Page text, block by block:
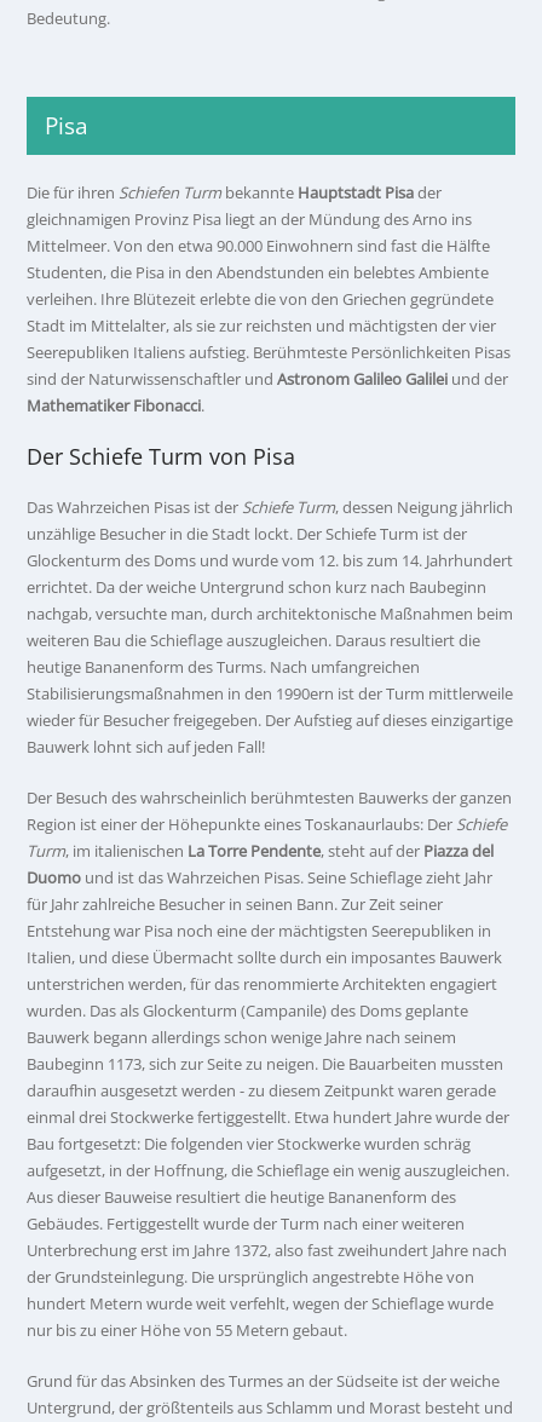
Bedeutung.
Pisa
Die für ihren Schiefen Turmbekannte Hauptstadt Pisader
gleichnamigen Provinz Pisa liegt an der Mündung des Arno ins
Mittelmeer. Von den etwa 90.000 Einwohnern sind fast die Hälfte
Studenten, die Pisa in den Abendstunden ein belebtes Ambiente
verleihen. Ihre Blütezeit erlebte die von den Griechen gegründete
Stadt im Mittelalter, als sie zur reichsten und mächtigsten der vier
Seerepubliken Italiens aufstieg. Berühmteste Persönlichkeiten Pisas
sind der Naturwissenschaftler und Astronom Galileo Galilei und der
Mathematiker Fibonacci.
Der Schiefe Turm von Pisa
Das Wahrzeichen Pisas ist der Schiefe Turm, dessen Neigung jährlich
unzählige Besucher in die Stadt lockt. Der Schiefe Turm ist der
Glockenturm des Doms und wurde vom 12. bis zum 14. Jahrhundert
errichtet. Da der weiche Untergrund schon kurz nach Baubeginn
nachgab, versuchte man, durch architektonische Maßnahmen beim
weiteren Bau die Schieflage auszugleichen. Daraus resultiert die
heutige Bananenform des Turms. Nach umfangreichen
Stabilisierungsmaßnahmen in den 1990ern ist der Turm mittlerweile
wieder für Besucher freigegeben. Der Aufstieg auf dieses einzigartige
Bauwerk lohnt sich auf jeden Fall!
Der Besuch des wahrscheinlich berühmtesten Bauwerks der ganzen
Region ist einer der Höhepunkte eines Toskanaurlaubs: Der Schiefe
Turm, im italienischen La Torre Pendente, steht auf der Piazza del
Duomo und ist das Wahrzeichen Pisas. Seine Schieflage zieht Jahr
für Jahr zahlreiche Besucher in seinen Bann. Zur Zeit seiner
Entstehung war Pisa noch eine der mächtigsten Seerepubliken in
Italien, und diese Übermacht sollte durch ein imposantes Bauwerk
unterstrichen werden, für das renommierte Architekten engagiert
wurden. Das als Glockenturm (Campanile) des Doms geplante
Bauwerk begann allerdings schon wenige Jahre nach seinem
Baubeginn 1173, sich zur Seite zu neigen. Die Bauarbeiten mussten
daraufhin ausgesetzt werden - zu diesem Zeitpunkt waren gerade
einmal drei Stockwerke fertiggestellt. Etwa hundert Jahre wurde der
Bau fortgesetzt: Die folgenden vier Stockwerke wurden schräg
aufgesetzt, in der Hoffnung, die Schieflage ein wenig auszugleichen.
Aus dieser Bauweise resultiert die heutige Bananenform des
Gebäudes. Fertiggestellt wurde der Turm nach einer weiteren
Unterbrechung erst im Jahre 1372, also fast zweihundert Jahre nach
der Grundsteinlegung. Die ursprünglich angestrebte Höhe von
hundert Metern wurde weit verfehlt, wegen der Schieflage wurde
nur bis zu einer Höhe von 55 Metern gebaut.
Grund für das Absinken des Turmes an der Südseite ist der weiche
Untergrund, der größtenteils aus Schlamm und Morast besteht und